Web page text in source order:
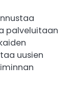
palveluitaan
uusien